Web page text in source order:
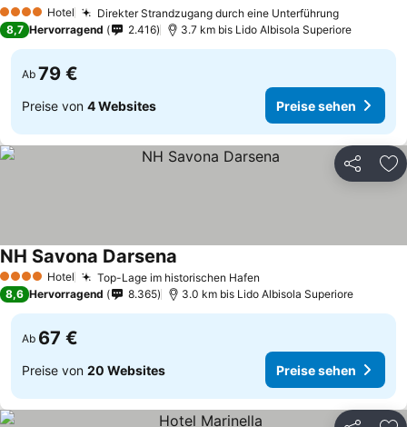
4 Sterne Hotel Direkter Strandzugang durch eine Unterführung
8,7 Hervorragend 2.416 3.7 km bis Lido Albisola Superiore
Ab 79 €
Preise von 4 Websites Preise sehen
Teilen
4 Sterne Hotel Top-Lage im historischen Hafen
NH Savona Darsena
8,6 Hervorragend 8.365 3.0 km bis Lido Albisola Superiore
Ab 67 €
Preise von 20 Websites Preise sehen